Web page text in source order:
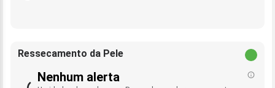
Ressecamento da Pele
Nenhum alerta